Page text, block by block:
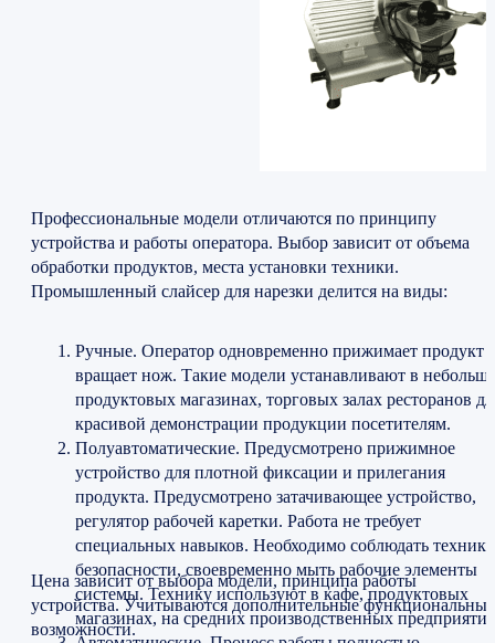
Профессиональные модели отличаются по принципу
устройства и работы оператора. Выбор зависит от объема
обработки продуктов, места установки техники.
Промышленный слайсер для нарезки делится на виды:
Ручные. Оператор одновременно прижимает продукт
вращает нож. Такие модели устанавливают в
продуктовых магазинах, торговых залах ресторанов
красивой демонстрации продукции посетителям.
Полуавтоматические. Предусмотрено прижимное
устройство для плотной фиксации и прилегания
продукта. Предусмотрено затачивающее устройство,
регулятор рабочей каретки. Работа не требует
специальных навыков. Необходимо соблюдать технику
безопасности, своевременно мыть рабочие элементы
системы. Технику используют в кафе, продуктовых
магазинах, на средних производственных
Цена зависит от выбора модели, принципа работы
устройства. Учитываются дополнительные функциональные
возможности.